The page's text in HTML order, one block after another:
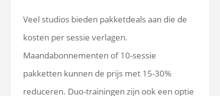
Veel studios bieden pakketdeals aan die de
kosten per sessie verlagen.
Maandabonnementen of 10-sessie
pakketten kunnen de prijs met 15-30%
reduceren. Duo-trainingen zijn ook een optie